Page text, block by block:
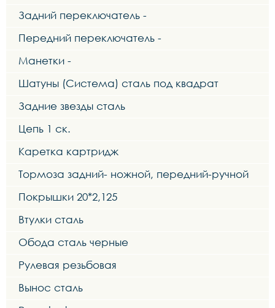
Задний переключатель -
Передний переключатель -
Манетки -
Шатуны (Система) сталь под квадрат
Задние звезды сталь
Цепь 1 ск.
Каретка картридж
Тормоза задний- ножной, передний-ручной
Покрышки 20*2,125
Втулки сталь
Обода сталь черные
Рулевая резьбовая
Вынос сталь